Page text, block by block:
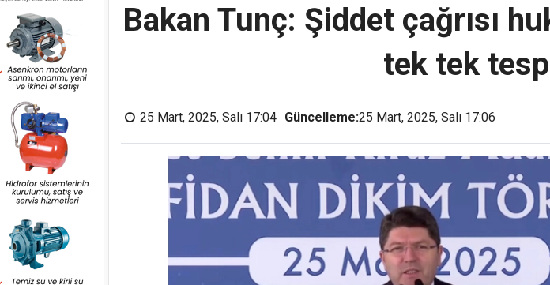
Bakan Tunç: Şiddet çağrısı
tek tek
25 Mart, 2025, Salı 17:04 Güncelleme:25 Mart, 2025, Salı 17:06